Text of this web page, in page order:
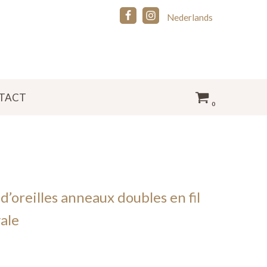
Nederlands
0
anneaux doubles en fil